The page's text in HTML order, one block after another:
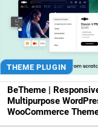
THEME PLUGIN
BeTheme |
Multipurpose
WooCommerce